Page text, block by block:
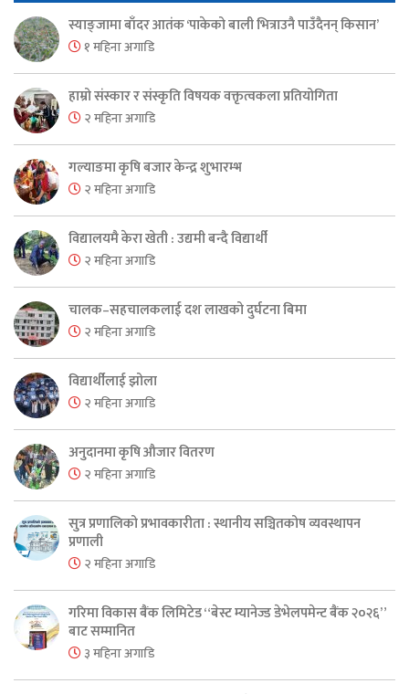
स्याङ्जामा बाँदर आतंक ‘पाकेको बाली भित्राउनै पाउँदैनन् किसान’
१ महिना अगाडि
हाम्रो संस्कार र संस्कृति विषयक वक्तृत्वकला प्रतियोगिता
२ महिना अगाडि
गल्याङमा कृषि बजार केन्द्र शुभारम्भ
२ महिना अगाडि
विद्यालयमै केरा खेती : उद्यमी बन्दै विद्यार्थी
२ महिना अगाडि
चालक–सहचालकलाई दश लाखको दुर्घटना बिमा
२ महिना अगाडि
विद्यार्थीलाई झोला
२ महिना अगाडि
अनुदानमा कृषि औजार वितरण
२ महिना अगाडि
सुत्र प्रणालिको प्रभावकारीता : स्थानीय सञ्चितकोष व्यवस्थापन
प्रणाली
२ महिना अगाडि
गरिमा विकास बैंक लिमिटेड “बेस्ट म्यानेज्ड डेभेलपमेन्ट बैंक २०२६”
बाट सम्मानित
३ महिना अगाडि